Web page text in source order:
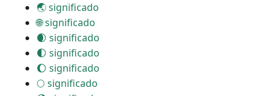
🌏 significado
🌐 significado
🌒 significado
🌓 significado
🌔 significado
🌕 significado